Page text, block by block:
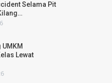
Selama Pit
UMKM
Lewat